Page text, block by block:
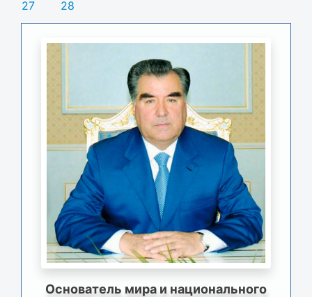
27 28
Основатель мира и национального